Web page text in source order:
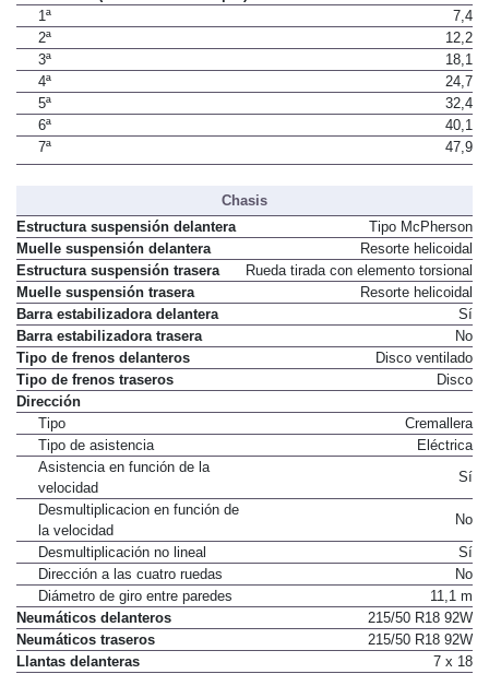
Desarrollos (km/h cada 1.000 rpm)
1ª
7,4
2ª
12,2
3ª
18,1
4ª
24,7
5ª
32,4
6ª
40,1
7ª
47,9
Chasis
Estructura suspensión delantera
Tipo McPherson
Muelle suspensión delantera
Resorte helicoidal
Estructura suspensión trasera
Rueda tirada con elemento torsional
Muelle suspensión trasera
Resorte helicoidal
Barra estabilizadora delantera
Sí
Barra estabilizadora trasera
No
Tipo de frenos delanteros
Disco ventilado
Tipo de frenos traseros
Dirección
Tipo
Cremallera
Tipo de asistencia
Asistencia en función de la
velocidad
Sí
Desmultiplicacion en función de
la velocidad
No
Desmultiplicación no lineal
Sí
Dirección a las cuatro ruedas
No
Diámetro de giro entre paredes
11,1 m
Neumáticos delanteros
215/50 R18 92W
Neumáticos traseros
215/50 R18 92W